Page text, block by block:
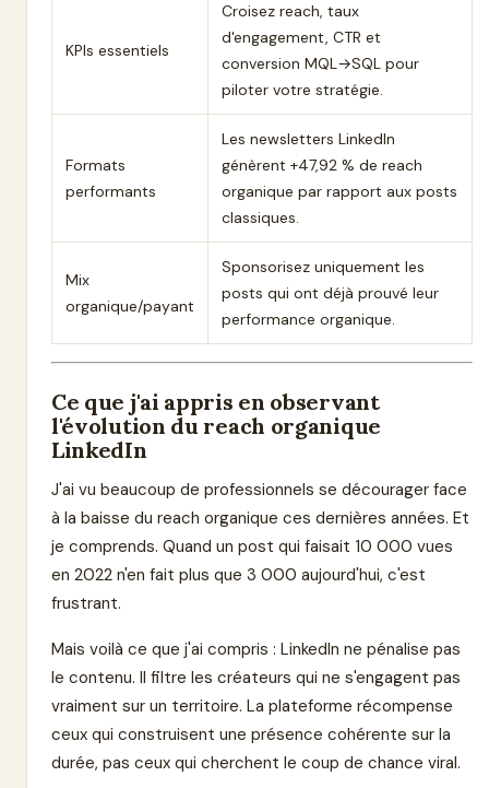
KPIs essentiels
Croisez reach, taux
d'engagement, CTR et
conversion MQL→SQL pour
piloter votre stratégie.
Formats
performants
Les newsletters LinkedIn
génèrent +47,92 % de reach
organique par rapport aux posts
classiques.
Mix
organique/payant
Sponsorisez uniquement les
posts qui ont déjà prouvé leur
performance organique.
Ce que j'ai appris en observant
l'évolution du reach organique
LinkedIn
J'ai vu beaucoup de professionnels se décourager face
à la baisse du reach organique ces dernières années. Et
je comprends. Quand un post qui faisait 10 000 vues
en 2022 n'en fait plus que 3 000 aujourd'hui, c'est
frustrant.
Mais voilà ce que j'ai compris : LinkedIn ne pénalise pas
le contenu. Il filtre les créateurs qui ne s'engagent pas
vraiment sur un territoire. La plateforme récompense
ceux qui construisent une présence cohérente sur la
durée, pas ceux qui cherchent le coup de chance viral.